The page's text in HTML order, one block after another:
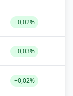
+0,02%
+0,03%
+0,02%